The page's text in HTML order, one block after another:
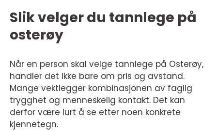
Slik velger du tannlege på
osterøy
Når en person skal velge tannlege på Osterøy,
handler det ikke bare om pris og avstand.
Mange vektlegger kombinasjonen av faglig
trygghet og menneskelig kontakt. Det kan
derfor være lurt å se etter noen konkrete
kjennetegn.